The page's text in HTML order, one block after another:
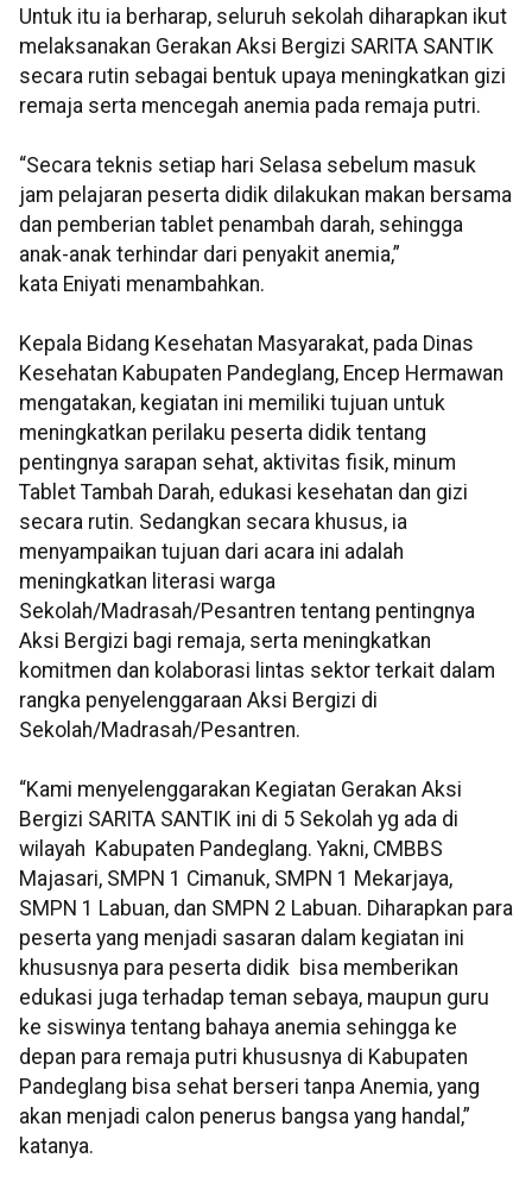
Untuk itu ia berharap, seluruh sekolah diharapkan ikut
melaksanakan Gerakan Aksi Bergizi SARITA SANTIK
secara rutin sebagai bentuk upaya meningkatkan gizi
remaja serta mencegah anemia pada remaja putri.
“Secara teknis setiap hari Selasa sebelum masuk
jam pelajaran peserta didik dilakukan makan bersama
dan pemberian tablet penambah darah, sehingga
anak-anak terhindar dari penyakit anemia,”
kata Eniyati menambahkan.
Kepala Bidang Kesehatan Masyarakat, pada Dinas
Kesehatan Kabupaten Pandeglang, Encep Hermawan
mengatakan, kegiatan ini memiliki tujuan untuk
meningkatkan perilaku peserta didik tentang
pentingnya sarapan sehat, aktivitas fisik, minum
Tablet Tambah Darah, edukasi kesehatan dan gizi
secara rutin. Sedangkan secara khusus, ia
menyampaikan tujuan dari acara ini adalah
meningkatkan literasi warga
Sekolah/Madrasah/Pesantren tentang pentingnya
Aksi Bergizi bagi remaja, serta meningkatkan
komitmen dan kolaborasi lintas sektor terkait dalam
rangka penyelenggaraan Aksi Bergizi di
Sekolah/Madrasah/Pesantren.
“Kami menyelenggarakan Kegiatan Gerakan Aksi
Bergizi SARITA SANTIK ini di 5 Sekolah yg ada di
wilayah Kabupaten Pandeglang. Yakni, CMBBS
Majasari, SMPN 1 Cimanuk, SMPN 1 Mekarjaya,
SMPN 1 Labuan, dan SMPN 2 Labuan. Diharapkan para
peserta yang menjadi sasaran dalam kegiatan ini
khususnya para peserta didik bisa memberikan
edukasi juga terhadap teman sebaya, maupun guru
ke siswinya tentang bahaya anemia sehingga ke
depan para remaja putri khususnya di Kabupaten
Pandeglang bisa sehat berseri tanpa Anemia, yang
akan menjadi calon penerus bangsa yang handal,”
katanya.